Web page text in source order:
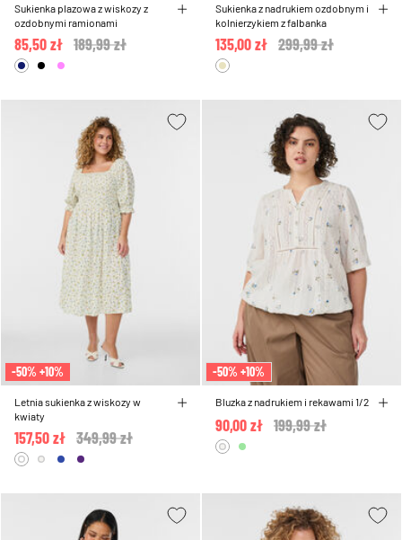
Sukienka plazowa z wiskozy z
ozdobnymi ramionami
Price reduced from
189,99 zł
85,50 zł
Sukienka z nadrukiem ozdobnym i
kolnierzykiem z falbanka
Price reduced from
299,99 zł
135,00 zł
-50% +10%
Letnia sukienka z wiskozy w
kwiaty
Price reduced from
349,99 zł
157,50 zł
-50% +10%
Bluzka z nadrukiem i rekawami 1/2
Price reduced from
199,99 zł
90,00 zł